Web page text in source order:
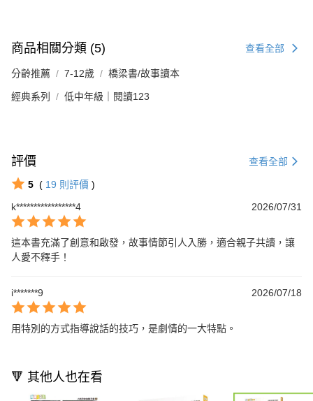
商品相關分類 (5) 查看全部
分齡推薦 7-12歲 橋梁書/故事讀本
經典系列 低中年級｜閱讀123
評價 查看全部
5 ( 19 則評價 )
k*****************4
2026/07/31
這本書充滿了創意和啟發，故事情節引人入勝，適合親子共讀，讓
人愛不釋手！
i*******9 2026/07/18
用特別的方式指導說話的技巧，是劇情的一大特點。
🔻 其他人也在看